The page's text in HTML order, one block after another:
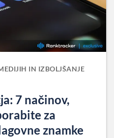
IN IZBOLJŠANJE
7 načinov,
za
znamke